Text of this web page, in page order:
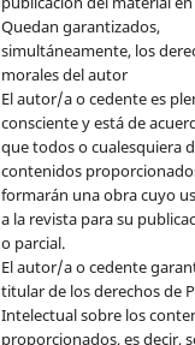
Quedan garantizados,
simultáneamente, los
morales del autor
El autor/a o cedente es
consciente y está de
que todos o cualesquiera
contenidos
formarán una obra cuyo
a la revista para su
o parcial.
El autor/a o cedente
titular de los derechos de
Intelectual sobre los
proporcionados, es decir,